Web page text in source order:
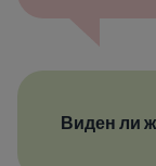
Виден ли